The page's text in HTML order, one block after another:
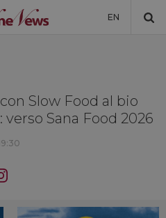
EN
VINO
TV
Slow Food al bio
Sana Food 2026